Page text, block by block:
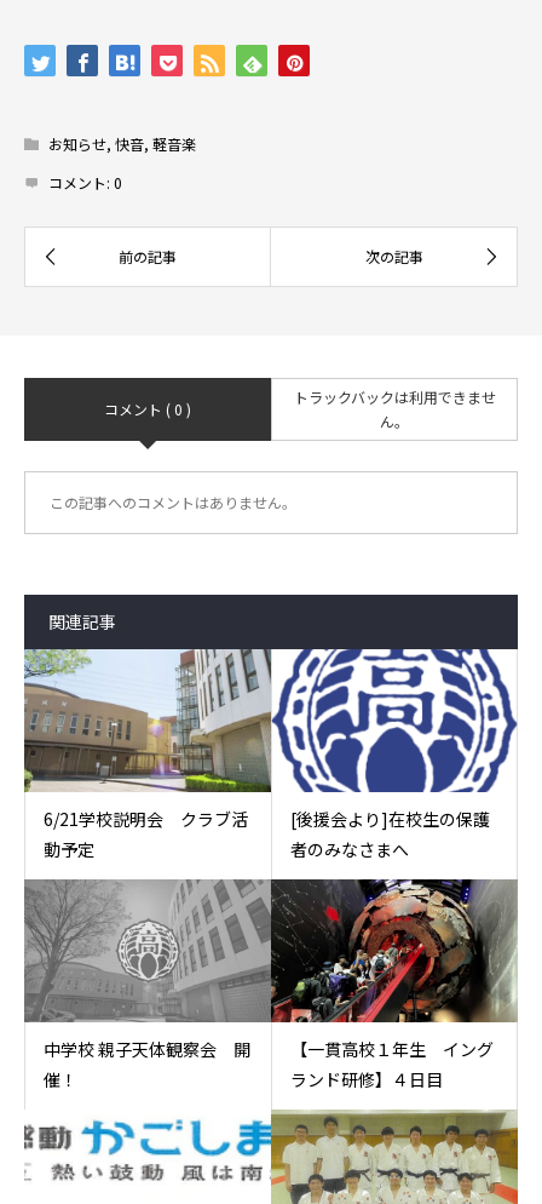
お知らせ, 快音, 軽音楽
コメント: 0
コメント ( 0 )
トラックバックは利用できませ
ん。
この記事へのコメントはありません。
関連記事
6/21学校説明会 クラブ活
動予定
[後援会より]在校生の保護
者のみなさまへ
中学校 親子天体観察会 開
催！
【一貫高校１年生 イング
ランド研修】４日目